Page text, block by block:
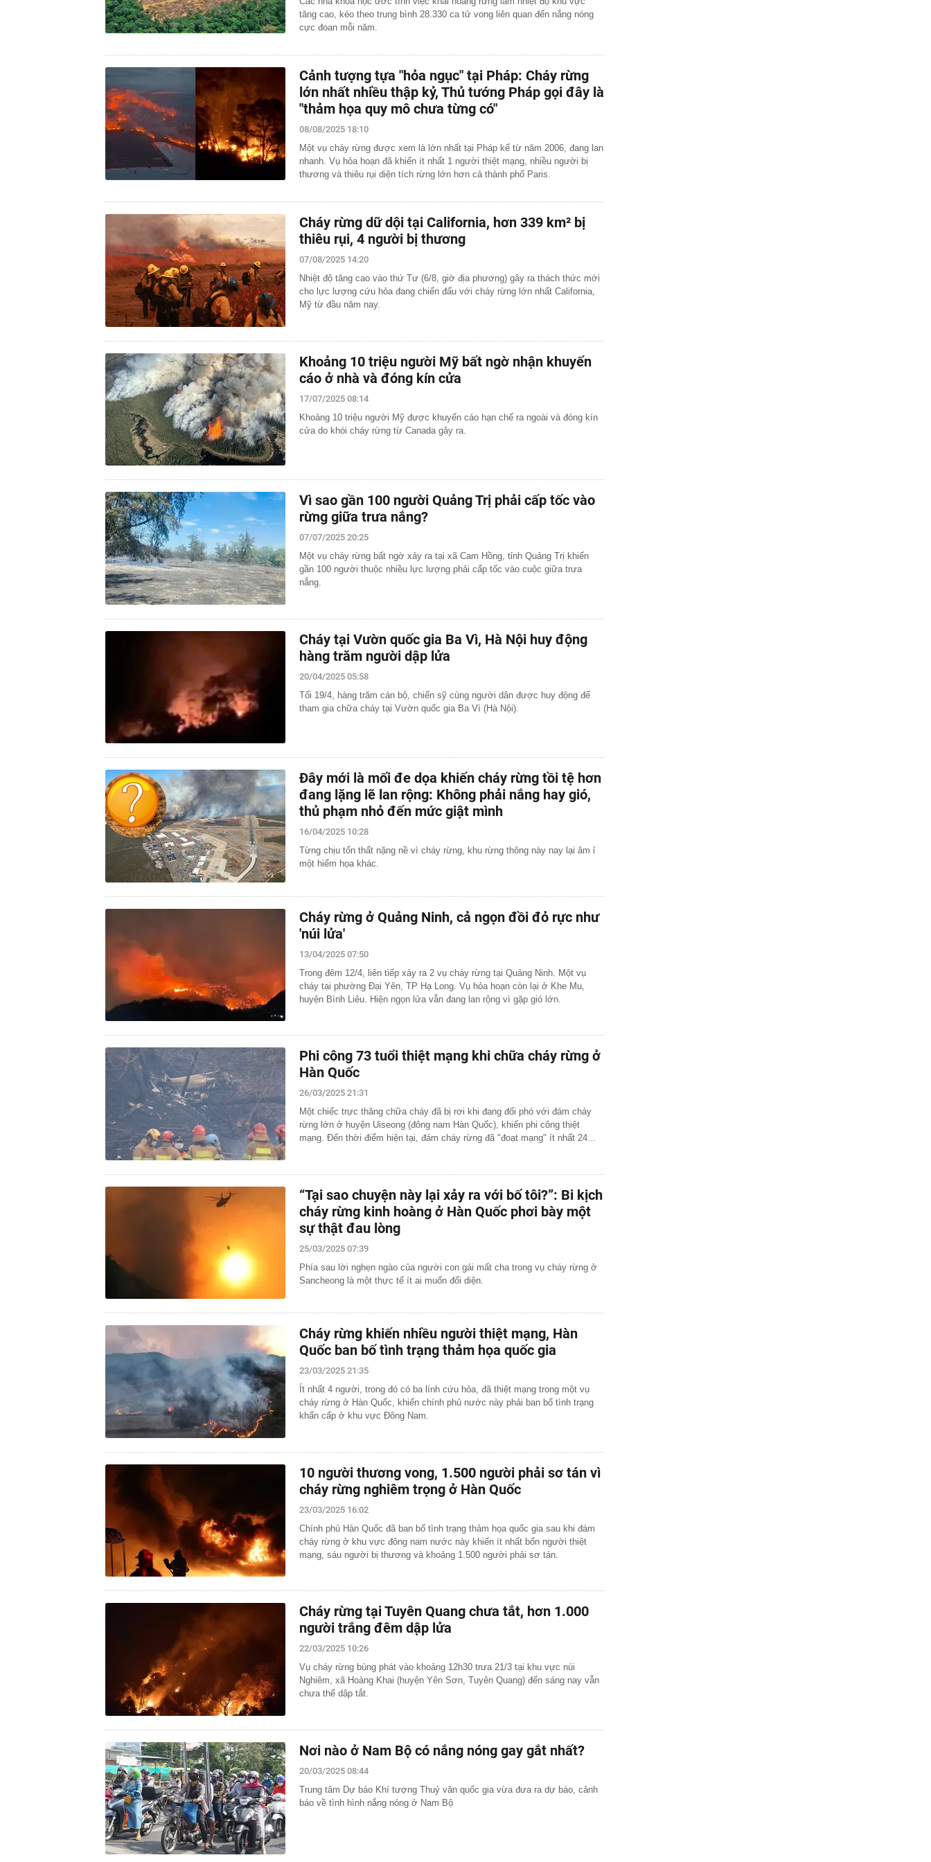
tăng cao, kéo theo trung bình 28.330 ca tử vong liên quan đến nắng nóng
cực đoan mỗi năm.
Cảnh tượng tựa "hỏa ngục" tại Pháp: Cháy rừng
lớn nhất nhiều thập kỷ, Thủ tướng Pháp gọi đây là
"thảm họa quy mô chưa từng có"
08/08/2025 18:10
Một vụ cháy rừng được xem là lớn nhất tại Pháp kể từ năm 2006, đang lan
nhanh. Vụ hỏa hoạn đã khiến ít nhất 1 người thiệt mạng, nhiều người bị
thương và thiêu rụi diện tích rừng lớn hơn cả thành phố Paris.
Cháy rừng dữ dội tại California, hơn 339 km² bị
thiêu rụi, 4 người bị thương
07/08/2025 14:20
Nhiệt độ tăng cao vào thứ Tư (6/8, giờ địa phương) gây ra thách thức mới
cho lực lượng cứu hỏa đang chiến đấu với cháy rừng lớn nhất California,
Mỹ từ đầu năm nay.
Khoảng 10 triệu người Mỹ bất ngờ nhận khuyến
cáo ở nhà và đóng kín cửa
17/07/2025 08:14
Khoảng 10 triệu người Mỹ được khuyến cáo hạn chế ra ngoài và đóng kín
cửa do khói cháy rừng từ Canada gây ra.
Vì sao gần 100 người Quảng Trị phải cấp tốc vào
rừng giữa trưa nắng?
07/07/2025 20:25
Một vụ cháy rừng bất ngờ xảy ra tại xã Cam Hồng, tỉnh Quảng Trị khiến
gần 100 người thuộc nhiều lực lượng phải cấp tốc vào cuộc giữa trưa
nắng.
Cháy tại Vườn quốc gia Ba Vì, Hà Nội huy động
hàng trăm người dập lửa
20/04/2025 05:58
Tối 19/4, hàng trăm cán bộ, chiến sỹ cùng người dân được huy động để
tham gia chữa cháy tại Vườn quốc gia Ba Vì (Hà Nội).
Đây mới là mối đe dọa khiến cháy rừng tồi tệ hơn
đang lặng lẽ lan rộng: Không phải nắng hay gió,
thủ phạm nhỏ đến mức giật mình
16/04/2025 10:28
Từng chịu tổn thất nặng nề vì cháy rừng, khu rừng thông này nay lại âm ỉ
một hiểm họa khác.
Cháy rừng ở Quảng Ninh, cả ngọn đồi đỏ rực như
'núi lửa'
13/04/2025 07:50
Trong đêm 12/4, liên tiếp xảy ra 2 vụ cháy rừng tại Quảng Ninh. Một vụ
cháy tại phường Đại Yên, TP Hạ Long. Vụ hỏa hoạn còn lại ở Khe Mu,
huyện Bình Liêu. Hiện ngọn lửa vẫn đang lan rộng vì gặp gió lớn.
Phi công 73 tuổi thiệt mạng khi chữa cháy rừng ở
Hàn Quốc
26/03/2025 21:31
Một chiếc trực thăng chữa cháy đã bị rơi khi đang đối phó với đám cháy
rừng lớn ở huyện Uiseong (đông nam Hàn Quốc), khiến phi công thiệt
mạng. Đến thời điểm hiện tại, đám cháy rừng đã "đoạt mạng" ít nhất 24…
“Tại sao chuyện này lại xảy ra với bố tôi?”: Bi kịch
cháy rừng kinh hoàng ở Hàn Quốc phơi bày một
sự thật đau lòng
25/03/2025 07:39
Phía sau lời nghẹn ngào của người con gái mất cha trong vụ cháy rừng ở
Sancheong là một thực tế ít ai muốn đối diện.
Cháy rừng khiến nhiều người thiệt mạng, Hàn
Quốc ban bố tình trạng thảm họa quốc gia
23/03/2025 21:35
Ít nhất 4 người, trong đó có ba lính cứu hỏa, đã thiệt mạng trong một vụ
cháy rừng ở Hàn Quốc, khiến chính phủ nước này phải ban bố tình trạng
khẩn cấp ở khu vực Đông Nam.
10 người thương vong, 1.500 người phải sơ tán vì
cháy rừng nghiêm trọng ở Hàn Quốc
23/03/2025 16:02
Chính phủ Hàn Quốc đã ban bố tình trạng thảm họa quốc gia sau khi đám
cháy rừng ở khu vực đông nam nước này khiến ít nhất bốn người thiệt
mạng, sáu người bị thương và khoảng 1.500 người phải sơ tán.
Cháy rừng tại Tuyên Quang chưa tắt, hơn 1.000
người trắng đêm dập lửa
22/03/2025 10:26
Vụ cháy rừng bùng phát vào khoảng 12h30 trưa 21/3 tại khu vực núi
Nghiêm, xã Hoàng Khai (huyện Yên Sơn, Tuyên Quang) đến sáng nay vẫn
chưa thể dập tắt.
Nơi nào ở Nam Bộ có nắng nóng gay gắt nhất?
20/03/2025 08:44
Trung tâm Dự báo Khí tượng Thuỷ văn quốc gia vừa đưa ra dự báo, cảnh
báo về tình hình nắng nóng ở Nam Bộ